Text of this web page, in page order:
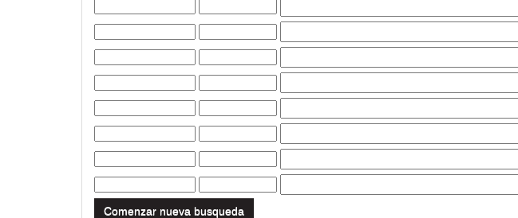
Comenzar nueva busqueda